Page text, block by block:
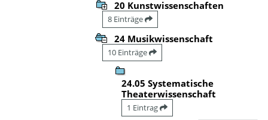
20 Kunstwissenschaften
8 Einträge
24 Musikwissenschaft
10 Einträge
24.05 Systematische
Theaterwissenschaft
1 Eintrag